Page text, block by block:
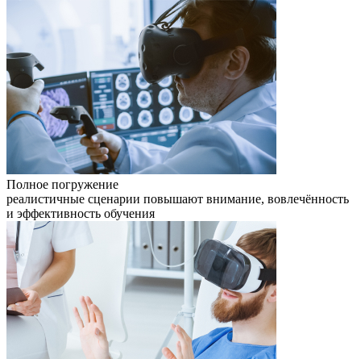
Полное погружение
реалистичные сценарии повышают внимание, вовлечённость
и эффективность обучения